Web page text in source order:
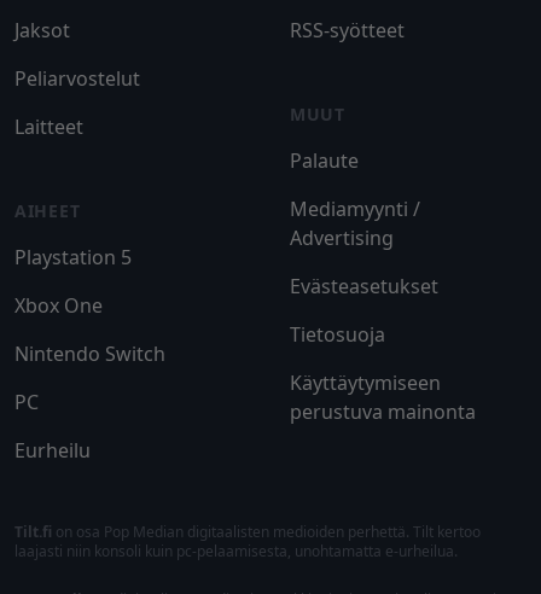
Jaksot
Peliarvostelut
Laitteet
AIHEET
Playstation 5
Xbox One
Nintendo Switch
PC
Eurheilu
RSS-syötteet
MUUT
Palaute
Mediamyynti /
Advertising
Evästeasetukset
Tietosuoja
Käyttäytymiseen
perustuva mainonta
Tilt.fi on osa Pop Median digitaalisten medioiden perhettä. Tilt kertoo
laajasti niin konsoli kuin pc-pelaamisesta, unohtamatta e-urheilua.